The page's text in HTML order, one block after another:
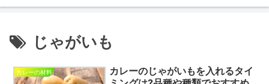
じゃがいも
カレーの材料
カレーのじゃがいもを入れるタイ